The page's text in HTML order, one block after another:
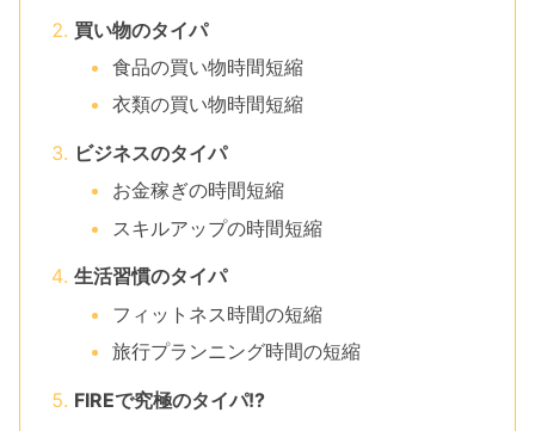
買い物のタイパ
食品の買い物時間短縮
衣類の買い物時間短縮
ビジネスのタイパ
お金稼ぎの時間短縮
スキルアップの時間短縮
生活習慣のタイパ
フィットネス時間の短縮
旅行プランニング時間の短縮
FIREで究極のタイパ!?